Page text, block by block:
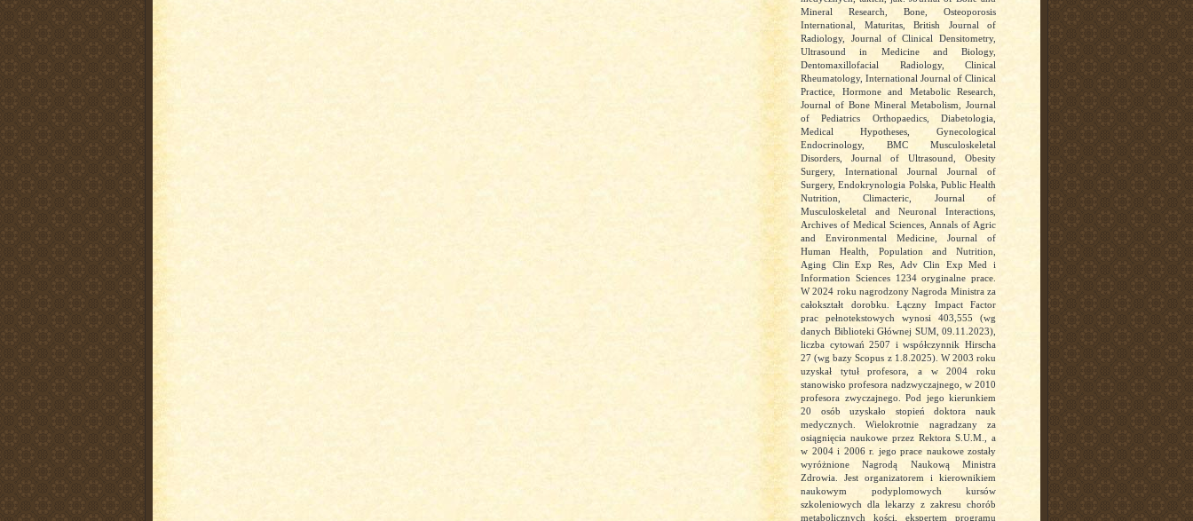
Mineral Research, Bone, Osteoporosis
International, Maturitas, British Journal of
Radiology, Journal of Clinical Densitometry,
Ultrasound in Medicine and Biology,
Dentomaxillofacial Radiology, Clinical
Rheumatology, International Journal of Clinical
Practice, Hormone and Metabolic Research,
Journal of Bone Mineral Metabolism, Journal
of Pediatrics Orthopaedics, Diabetologia,
Medical Hypotheses, Gynecological
Endocrinology, BMC Musculoskeletal
Disorders, Journal of Ultrasound, Obesity
Surgery, International Journal Journal of
Surgery, Endokrynologia Polska, Public Health
Nutrition, Climacteric, Journal of
Musculoskeletal and Neuronal Interactions,
Archives of Medical Sciences, Annals of Agric
and Environmental Medicine, Journal of
Human Health, Population and Nutrition,
Aging Clin Exp Res, Adv Clin Exp Med i
Information Sciences 1234 oryginalne prace.
W 2024 roku nagrodzony Nagroda Ministra za
całokształt dorobku. Łączny Impact Factor
prac pełnotekstowych wynosi 403,555 (wg
danych Biblioteki Głównej SUM, 09.11.2023),
liczba cytowań 2507 i współczynnik Hirscha
27 (wg bazy Scopus z 1.8.2025). W 2003 roku
uzyskał tytuł profesora, a w 2004 roku
stanowisko profesora nadzwyczajnego, w 2010
profesora zwyczajnego. Pod jego kierunkiem
20 osób uzyskało stopień doktora nauk
medycznych. Wielokrotnie nagradzany za
osiągnięcia naukowe przez Rektora S.U.M., a
w 2004 i 2006 r. jego prace naukowe zostały
wyróżnione Nagrodą Naukową Ministra
Zdrowia. Jest organizatorem i kierownikiem
naukowym podyplomowych kursów
szkoleniowych dla lekarzy z zakresu chorób
metabolicznych kości, ekspertem programu